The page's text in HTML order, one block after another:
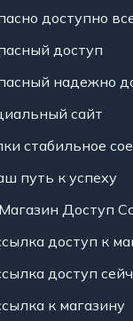
доступно
доступ
надежно
сайт
стабильное
путь к успеху
Доступ
доступ к
доступ
к магазину